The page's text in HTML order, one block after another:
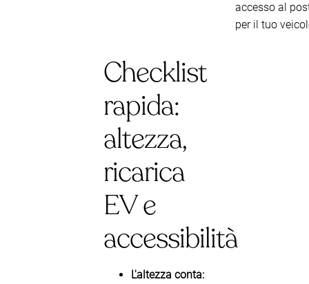
accesso al
per il tuo
Checklist
rapida:
altezza,
ricarica
EV e
accessibilità
L'altezza conta: